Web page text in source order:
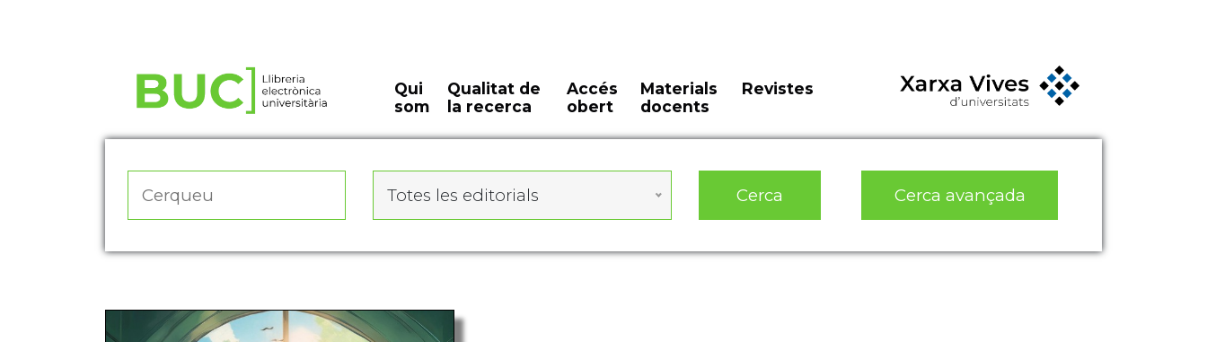
Qui
som
Qualitat de
la recerca
Accés
obert
Materials
docents
Revistes
Totes les editorials Cerca Cerca avançada